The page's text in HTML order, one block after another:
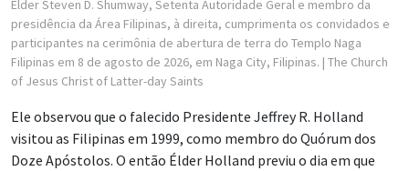
Élder Steven D. Shumway, Setenta Autoridade Geral e membro da
presidência da Área Filipinas, à direita, cumprimenta os convidados e
participantes na cerimônia de abertura de terra do Templo Naga
Filipinas em 8 de agosto de 2026, em Naga City, Filipinas. | The Church
of Jesus Christ of Latter-day Saints
Ele observou que o falecido Presidente Jeffrey R. Holland
visitou as Filipinas em 1999, como membro do Quórum dos
Doze Apóstolos. O então Élder Holland previu o dia em que